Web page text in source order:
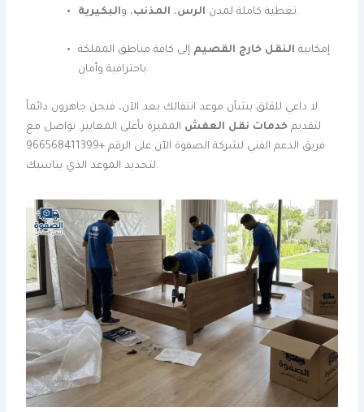
تغطية كاملة لمدن الرس، المذنب، والبكيرية .
إمكانية النقل خارج القصيم إلى كافة مناطق المملكة
باحترافية وأمان.
لا داعي للقلق بشأن موعد انتقالك بعد الآن، فنحن جاهزون دائماً
لتقديم خدمات نقل العفش المميزة بأعلى المعايير. تواصل مع
فريق الدعم الفني لشركة الصفوة الآن على الرقم +966568411399
لتحديد الموعد الذي يناسبك.